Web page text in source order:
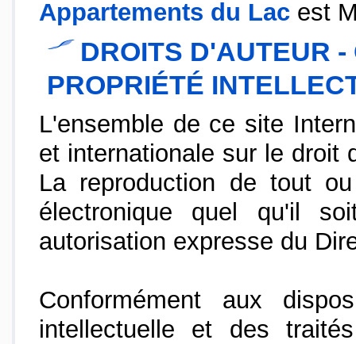
Appartements du Lac est
DROITS D'AUTEUR
PROPRIÉTÉ
L'ensemble de ce site
et internationale sur le droit
La reproduction de tout
électronique quel qu'il
autorisation expresse du
Conformément aux
intellectuelle et des